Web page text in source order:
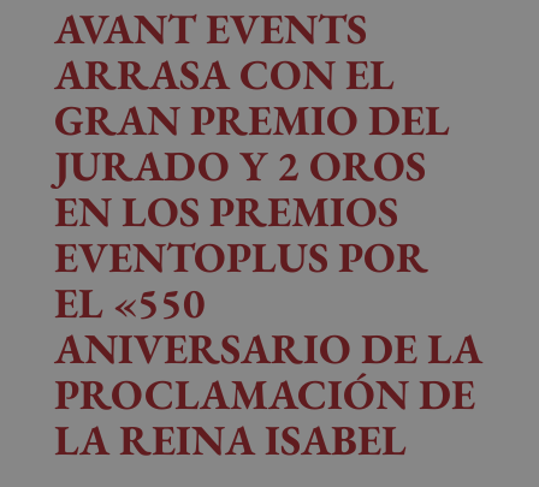
AVANT EVENTS
ARRASA CON EL
GRAN PREMIO DEL
JURADO Y 2 OROS
EN LOS PREMIOS
EVENTOPLUS POR
EL «550
ANIVERSARIO DE LA
PROCLAMACIÓN DE
LA REINA ISABEL